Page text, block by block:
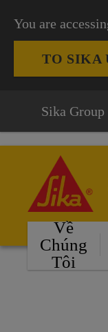
You are
TO SIKA
Sika Group
Về
Chúng
Tôi